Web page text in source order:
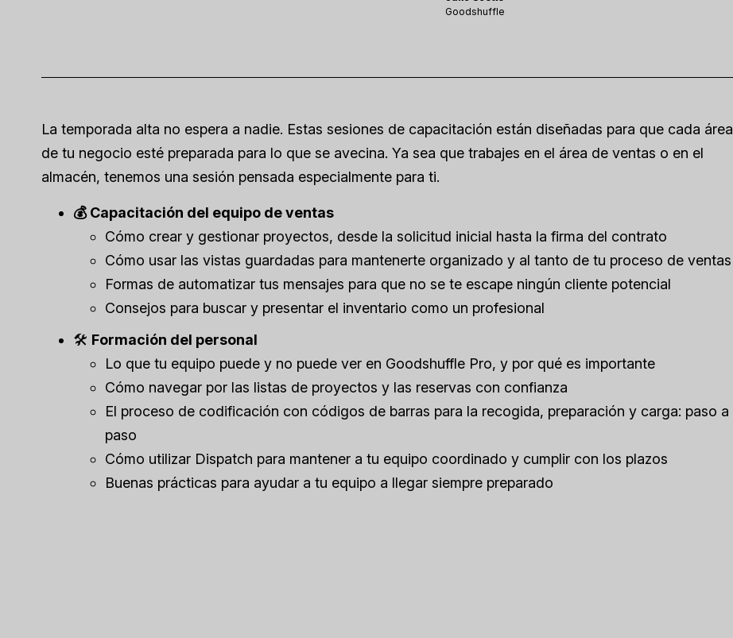
Goodshuffle
La temporada alta no espera a nadie. Estas sesiones de capacitación están diseñadas para que cada área
de tu negocio esté preparada para lo que se avecina. Ya sea que trabajes en el área de ventas o en el
almacén, tenemos una sesión pensada especialmente para ti.
💰 Capacitación del equipo de ventas
Cómo crear y gestionar proyectos, desde la solicitud inicial hasta la firma del contrato
Cómo usar las vistas guardadas para mantenerte organizado y al tanto de tu proceso de ventas
Formas de automatizar tus mensajes para que no se te escape ningún cliente potencial
Consejos para buscar y presentar el inventario como un profesional
🛠 Formación del personal
Lo que tu equipo puede y no puede ver en Goodshuffle Pro, y por qué es importante
Cómo navegar por las listas de proyectos y las reservas con confianza
El proceso de codificación con códigos de barras para la recogida, preparación y carga: paso a
paso
Cómo utilizar Dispatch para mantener a tu equipo coordinado y cumplir con los plazos
Buenas prácticas para ayudar a tu equipo a llegar siempre preparado